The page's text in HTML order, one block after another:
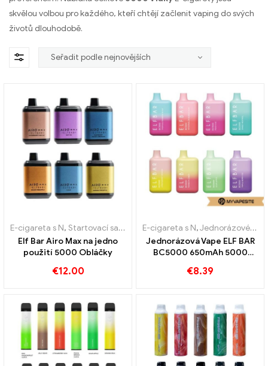
skvělou volbou pro každého, kteří chtějí začlenit vaping do svých
životů dlouhodobě.
E-cigareta s N, Startovací sada e-cigaret ,Jednorázové e-cigarety
Elf Bar Airo Max na jedno
použití 5000 Obláčky
€12.00
E-cigareta s N,Jednorázové e-cigarety
Jednorázová Vape ELF BAR
BC5000 650mAh 5000
€8.39